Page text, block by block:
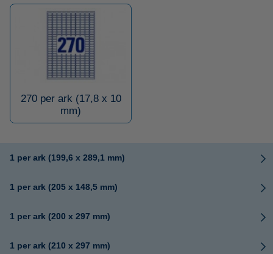
270 per ark (17,8 x 10
mm)
1 per ark (199,6 x 289,1 mm)
1 per ark (205 x 148,5 mm)
1 per ark (200 x 297 mm)
1 per ark (210 x 297 mm)